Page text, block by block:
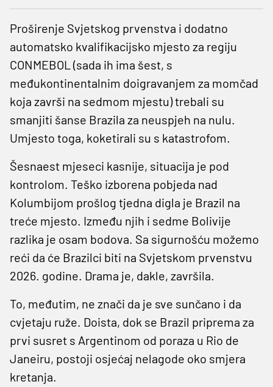
Proširenje Svjetskog prvenstva i dodatno
automatsko kvalifikacijsko mjesto za regiju
CONMEBOL (sada ih ima šest, s
međukontinentalnim doigravanjem za momčad
koja završi na sedmom mjestu) trebali su
smanjiti šanse Brazila za neuspjeh na nulu.
Umjesto toga, koketirali su s katastrofom.
Šesnaest mjeseci kasnije, situacija je pod
kontrolom. Teško izborena pobjeda nad
Kolumbijom prošlog tjedna digla je Brazil na
treće mjesto. Između njih i sedme Bolivije
razlika je osam bodova. Sa sigurnošću možemo
reći da će Brazilci biti na Svjetskom prvenstvu
2026. godine. Drama je, dakle, završila.
To, međutim, ne znači da je sve sunčano i da
cvjetaju ruže. Doista, dok se Brazil priprema za
prvi susret s Argentinom od poraza u Rio de
Janeiru, postoji osjećaj nelagode oko smjera
kretanja.